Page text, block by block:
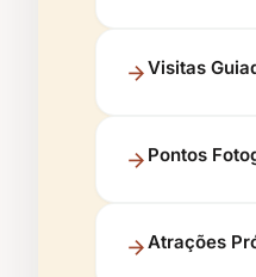
Visitas
Pontos
Atrações